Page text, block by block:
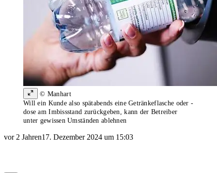
© Manhart
Will ein Kunde also spätabends eine Getränkeflasche oder -
dose am Imbissstand zurückgeben, kann der Betreiber
unter gewissen Umständen ablehnen
vor 2 Jahren17. Dezember 2024 um 15:03